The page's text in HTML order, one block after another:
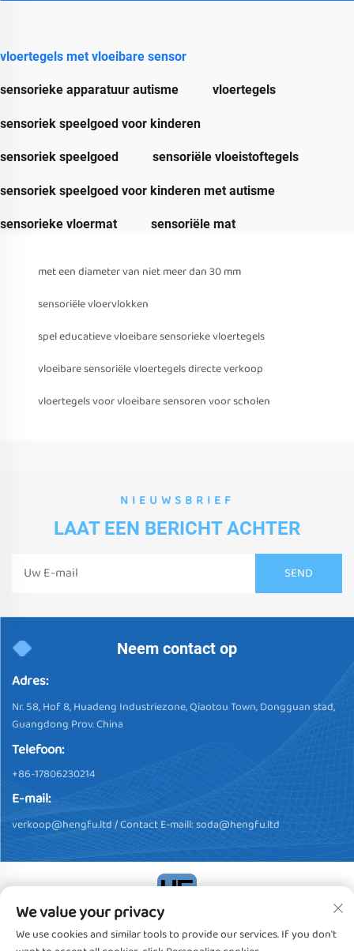
vloertegels met vloeibare sensor
sensorieke apparatuur autisme vloertegels
sensoriek speelgoed voor kinderen
sensoriek speelgoed sensoriële vloeistoftegels
sensoriek speelgoed voor kinderen met autisme
sensorieke vloermat sensoriële mat
met een diameter van niet meer dan 30 mm
sensoriële vloervlokken
spel educatieve vloeibare sensorieke vloertegels
vloeibare sensoriële vloertegels directe verkoop
vloertegels voor vloeibare sensoren voor scholen
NIEUWSBRIEF
LAAT EEN BERICHT ACHTER
Neem contact op
Adres:
Nr. 58, Hof 8, Huadeng Industriezone, Qiaotou Town, Dongguan stad,
Guangdong Prov. China
Telefoon:
+86-17806230214
E-mail:
verkoop@hengfu.ltd/ Contact E-maill:soda@hengfu.ltd
Copyright © 2024, Dongguan Hengfu Plastic Products Co., Ltd.
We value your privacy
We use cookies and similar tools to provide our services. If you don't